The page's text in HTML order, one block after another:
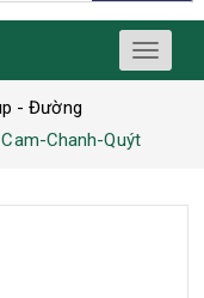
T
o
n
- Đường
Chanh-Quýt